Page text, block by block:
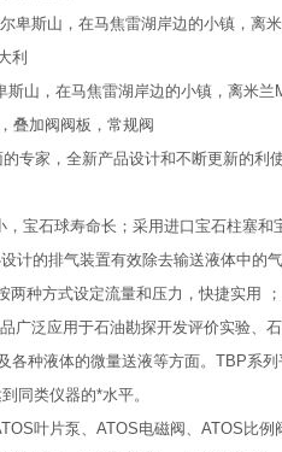
卑斯山，在马焦雷湖岸边的小镇，离
利
山，在马焦雷湖岸边的小镇，离米兰
叠加阀阀板，常规阀
专家，全新产品设计和不断更新的利
宝石球寿命长；采用进口宝石柱塞
计的排气装置有效除去输送液体中的
种方式设定流量和压力，快捷实用
泛应用于石油勘探开发评价实验、
种液体的微量送液等方面。TBP系
同类仪器的*水平。
叶片泵、ATOS电磁阀、ATOS比